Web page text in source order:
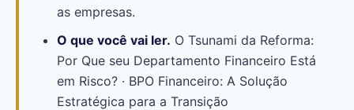
as empresas.
O que você vai ler. O Tsunami da Reforma:
Por Que seu Departamento Financeiro Está
em Risco? · BPO Financeiro: A Solução
Estratégica para a Transição